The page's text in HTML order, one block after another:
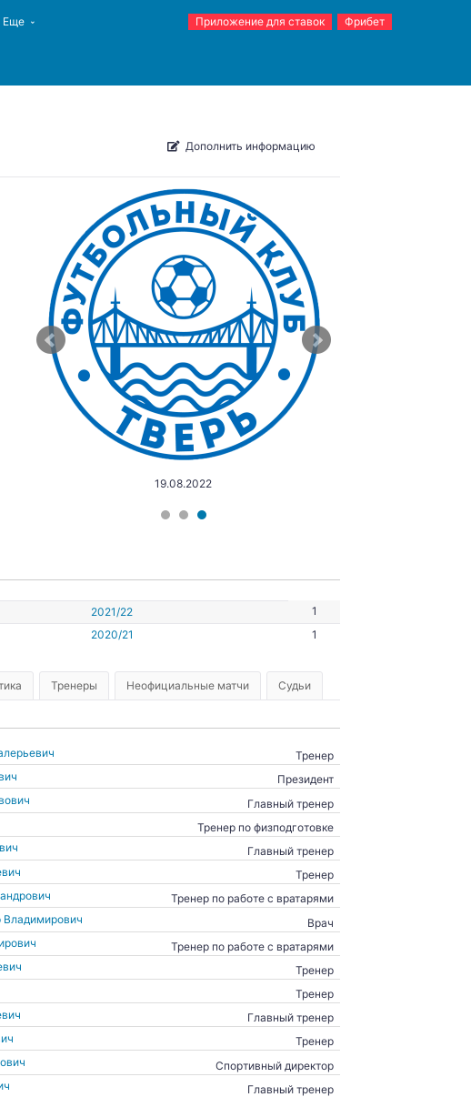
Еще Приложение для ставок Фрибет
Дополнить информацию
19.08.2022
2021/22
1
2020/21 1
Тренеры Неофициальные матчи Судьи
Тренер
Президент
Главный тренер
Тренер по физподготовке
Главный тренер
Тренер
Тренер по работе с вратарями
Владимирович
Врач
Тренер по работе с вратарями
Тренер
Тренер
Главный тренер
Тренер
Спортивный директор
Главный тренер